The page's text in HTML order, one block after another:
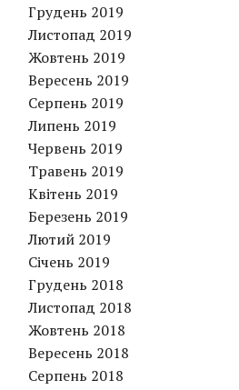
Грудень 2019
Листопад 2019
Жовтень 2019
Вересень 2019
Серпень 2019
Липень 2019
Червень 2019
Травень 2019
Квітень 2019
Березень 2019
Лютий 2019
Січень 2019
Грудень 2018
Листопад 2018
Жовтень 2018
Вересень 2018
Серпень 2018